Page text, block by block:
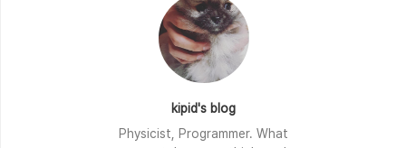
kipid's blog
Physicist, Programmer. What